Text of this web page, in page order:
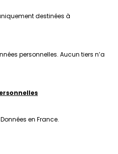
destinées à
personnelles. Aucun tiers n’a
en France.